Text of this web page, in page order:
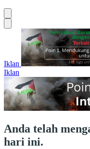
Iklan
Iklan
Anda telah
hari ini.